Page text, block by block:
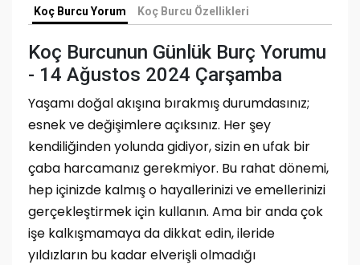
Koç Burcu Yorum Koç Burcu Özellikleri
Koç Burcunun Günlük Burç Yorumu
- 14 Ağustos 2024 Çarşamba
Yaşamı doğal akışına bırakmış durumdasınız;
esnek ve değişimlere açıksınız. Her şey
kendiliğinden yolunda gidiyor, sizin en ufak bir
çaba harcamanız gerekmiyor. Bu rahat dönemi,
hep içinizde kalmış o hayallerinizi ve emellerinizi
gerçekleştirmek için kullanın. Ama bir anda çok
işe kalkışmamaya da dikkat edin, ileride
yıldızların bu kadar elverişli olmadığı